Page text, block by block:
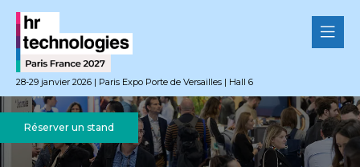
28-29 janvier 2026 | Paris Expo Porte de Versailles | Hall 6
Réserver un stand